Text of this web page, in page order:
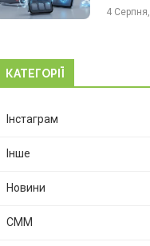
4
КАТЕГОРІЇ
Інстаграм
Інше
Новини
СММ